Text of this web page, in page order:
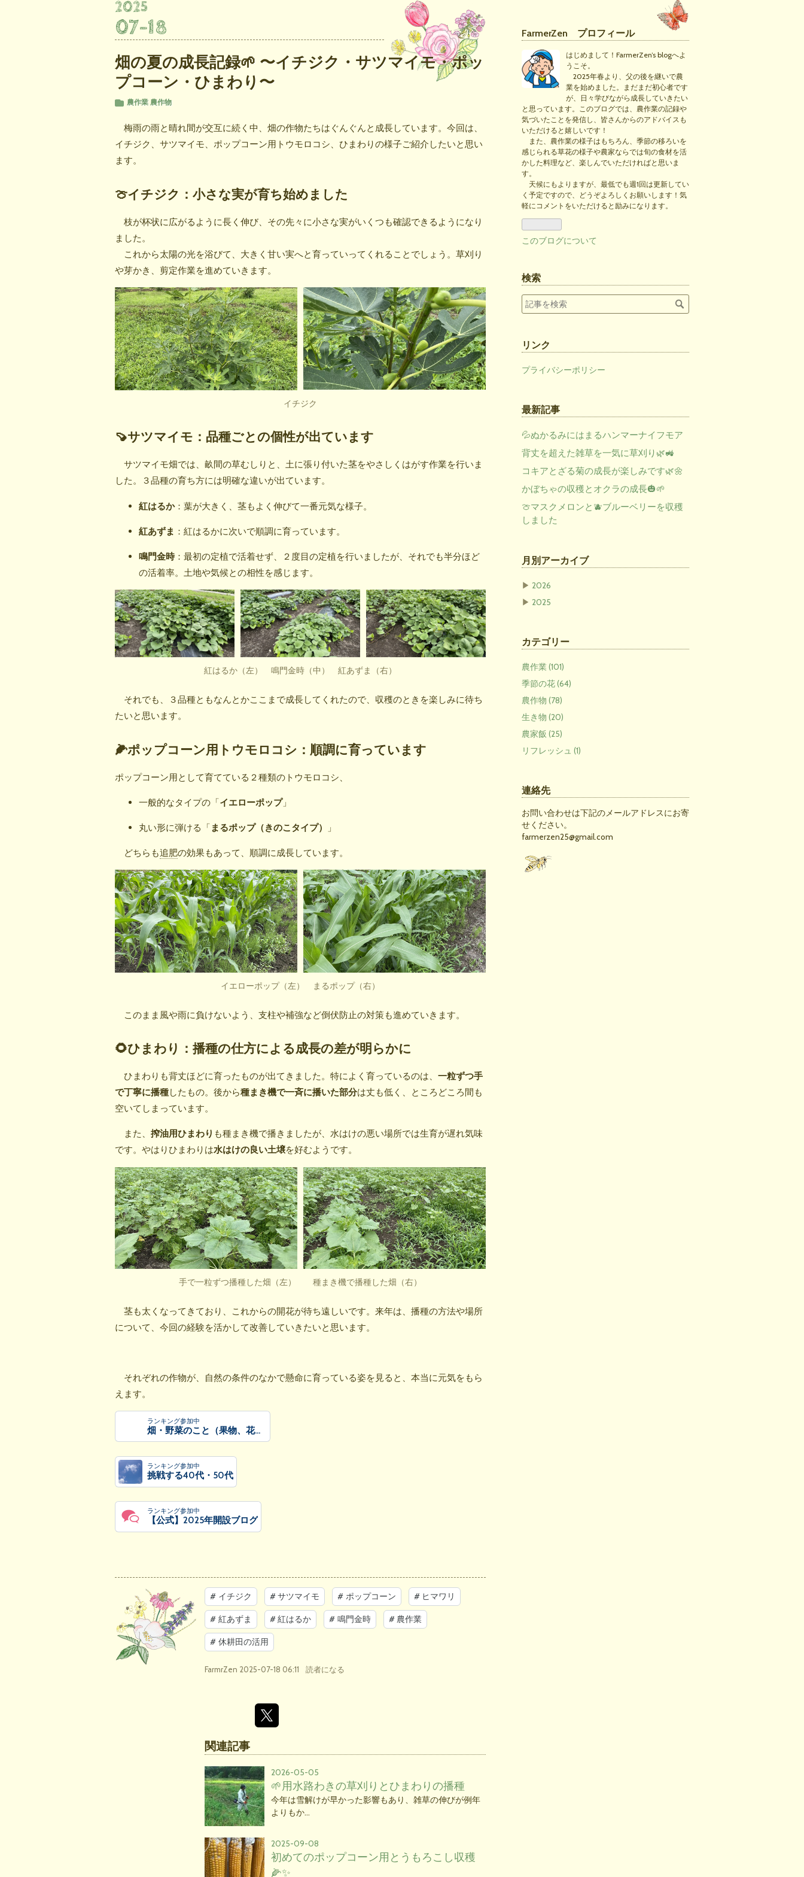
2025
07-18
畑の夏の成長記録🌱 〜イチジク・サツマイモ・ポッ
プコーン・ひまわり〜
農作業 農作物
梅雨の雨と晴れ間が交互に続く中、畑の作物たちはぐんぐんと成長しています。今回は、
イチジク、サツマイモ、ポップコーン用トウモロコシ、ひまわりの様子ご紹介したいと思い
ます。
🍈イチジク：小さな実が育ち始めました
枝が杯状に広がるように長く伸び、その先々に小さな実がいくつも確認できるようになり
ました。
これから太陽の光を浴びて、大きく甘い実へと育っていってくれることでしょう。草刈り
や芽かき、剪定作業を進めていきます。
イチジク
🍠サツマイモ：品種ごとの個性が出ています
サツマイモ畑では、畝間の草むしりと、土に張り付いた茎をやさしくはがす作業を行いま
した。３品種の育ち方には明確な違いが出ています。
紅はるか：葉が大きく、茎もよく伸びて一番元気な様子。
紅あずま ：紅はるかに次いで順調に育っています。
鳴門金時：最初の定植で活着せず、２度目の定植を行いましたが、それでも半分ほど
の活着率。土地や気候との相性を感じます。
紅はるか（左） 鳴門金時（中） 紅あずま（右）
それでも、３品種ともなんとかここまで成長してくれたので、収穫のときを楽しみに待ち
たいと思います。
🌽ポップコーン用トウモロコシ：順調に育っています
ポップコーン用として育てている２種類のトウモロコシ、
一般的なタイプの「イエローポップ」
丸い形に弾ける「 まるポップ（きのこタイプ） 」
どちらも追肥の効果もあって、順調に成長しています。
イエローポップ（左） まるポップ（右）
このまま風や雨に負けないよう、支柱や補強など倒伏防止の対策も進めていきます。
🌻ひまわり：播種の仕方による成長の差が明らかに
ひまわりも背丈ほどに育ったものが出てきました。特によく育っているのは、 一粒ずつ手
で丁寧に播種したもの。後から種まき機で一斉に播いた部分は丈も低く、ところどころ間も
空いてしまっています。
また、 搾油用ひまわり も種まき機で播きましたが、水はけの悪い場所では生育が遅れ気味
です。やはりひまわりは水はけの良い土壌を好むようです。
手で一粒ずつ播種した畑（左） 種まき機で播種した畑（右）
茎も太くなってきており、これからの開花が待ち遠しいです。来年は、播種の方法や場所
について、今回の経験を活かして改善していきたいと思います。
それぞれの作物が、自然の条件のなかで懸命に育っている姿を見ると、本当に元気をもら
えます。
ランキング参加中
畑・野菜のこと（果物、花などもOK）
ランキング参加中
挑戦する40代・50代
ランキング参加中
【公式】2025年開設ブログ
# イチジク #サツマイモ # ポップコーン # ヒマワリ
# 紅あずま #紅はるか # 鳴門金時 # 農作業
# 休耕田の活用
FarmrZen 2025-07-18 06:11 読者になる
関連記事
2026-05-05
🌱用水路わきの草刈りとひまわりの播種
今年は雪解けが早かった影響もあり、雑草の伸びが例年
よりもか…
2025-09-08
初めてのポップコーン用とうもろこし収穫
🌽✨
FarmerZen プロフィール
はじめまして！FarmerZen’s blogへよ
うこそ。
2025年春より、父の後を継いで農
業を始めました。まだまだ初心者です
が、日々学びながら成長していきたい
と思っています。このブログでは、農作業の記録や
気づいたことを発信し、皆さんからのアドバイスも
いただけると嬉しいです！
また、農作業の様子はもちろん、季節の移ろいを
感じられる草花の様子や農家ならでは旬の食材を活
かした料理など、楽しんでいただければと思いま
す。
天候にもよりますが、最低でも週1回は更新してい
く予定ですので、どうぞよろしくお願いします！気
軽にコメントをいただけると励みになります。
このブログについて
検索
リンク
プライバシーポリシー
最新記事
💦ぬかるみにはまるハンマーナイフモア
背丈を超えた雑草を一気に草刈り🌿🚜
コキアとざる菊の成長が楽しみです🌿🌼
かぼちゃの収穫とオクラの成長🎃🌱
🍈マスクメロンと🫐ブルーベリーを収穫
しました
月別アーカイブ
▶ 2026
▶ 2025
カテゴリー
農作業 (101)
季節の花 (64)
農作物 (78)
生き物 (20)
農家飯 (25)
リフレッシュ (1)
連絡先
お問い合わせは下記のメールアドレスにお寄
せください。
farmerzen25@gmail.com